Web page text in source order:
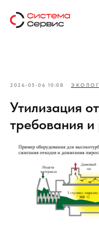
2026-05-06 10:08
Утилизация
требования и